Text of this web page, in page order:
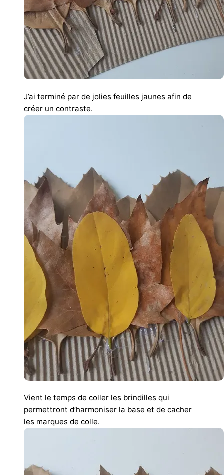
J’ai terminé par de jolies feuilles jaunes afin de
créer un contraste.
Vient le temps de coller les brindilles qui
permettront d’harmoniser la base et de cacher
les marques de colle.